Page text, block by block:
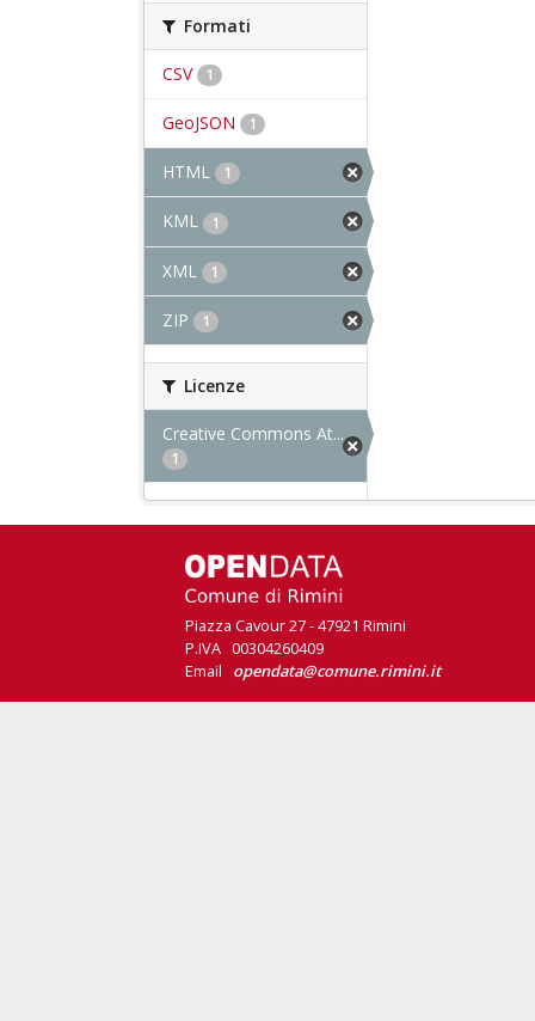
Formati
CSV 1
GeoJSON 1
HTML 1
KML 1
XML 1
ZIP 1
Licenze
Creative Commons At...
1
Piazza Cavour 27 - 47921 Rimini
P.IVA 00304260409
Email opendata@comune.rimini.it